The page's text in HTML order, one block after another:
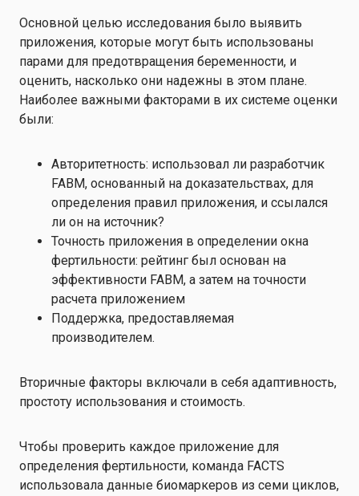
Основной целью исследования было выявить
приложения, которые могут быть использованы
парами для предотвращения беременности, и
оценить, насколько они надежны в этом плане.
Наиболее важными факторами в их системе оценки
были:
Авторитетность: использовал ли разработчик
FABM, основанный на доказательствах, для
определения правил приложения, и ссылался
ли он на источник?
Точность приложения в определении окна
фертильности: рейтинг был основан на
эффективности FABM, а затем на точности
расчета приложением
Поддержка, предоставляемая
производителем.
Вторичные факторы включали в себя адаптивность,
простоту использования и стоимость.
Чтобы проверить каждое приложение для
определения фертильности, команда FACTS
использовала данные биомаркеров из семи циклов,